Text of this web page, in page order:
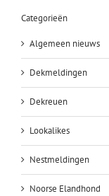
Categorieën
Algemeen nieuws
Dekmeldingen
Dekreuen
Lookalikes
Nestmeldingen
Noorse Elandhond